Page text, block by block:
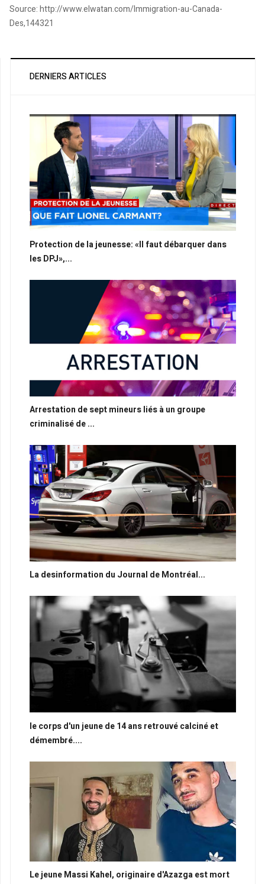
Source: http://www.elwatan.com/Immigration-au-Canada-
Des,144321
DERNIERS ARTICLES
Protection de la jeunesse: «Il faut débarquer dans
les DPJ»,...
Arrestation de sept mineurs liés à un groupe
criminalisé de ...
La desinformation du Journal de Montréal...
le corps d'un jeune de 14 ans retrouvé calciné et
démembré....
Le jeune Massi Kahel, originaire d'Azazga est mort